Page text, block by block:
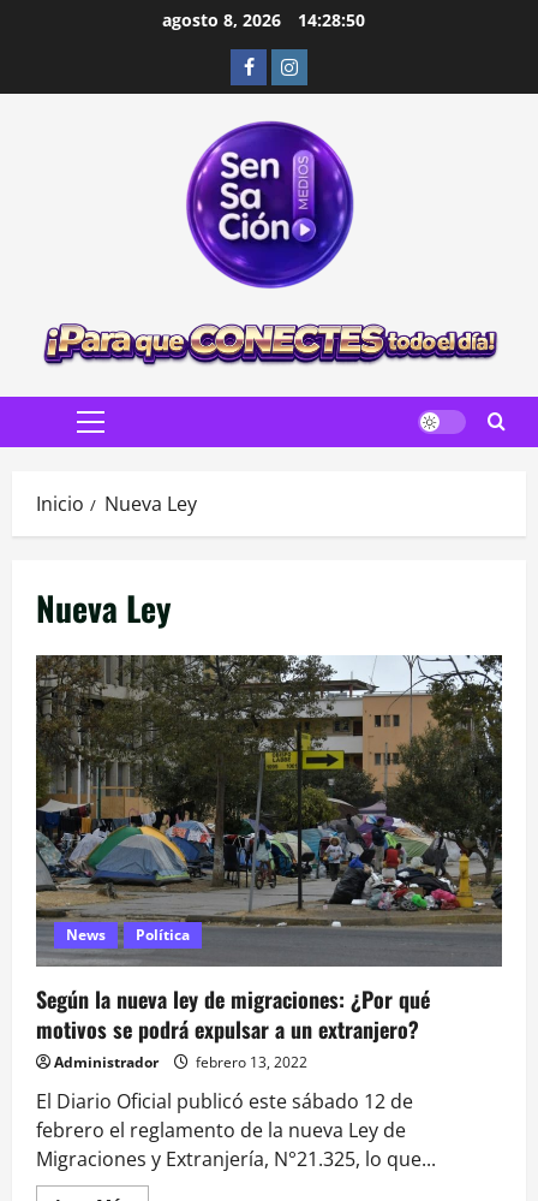
agosto 8, 2026 14:28:52
FacebookInstagram
Menú
Inicio Nueva Ley
Nueva Ley
News Política
Según la nueva ley de migraciones: ¿Por qué
motivos se podrá expulsar a un extranjero?
Administrador febrero 13, 2022
El Diario Oficial publicó este sábado 12 de
febrero el reglamento de la nueva Ley de
Migraciones y Extranjería, N°21.325, lo que...